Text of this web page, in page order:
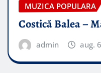
MUZICA POPULARA
Costică Balea –
admin aug.